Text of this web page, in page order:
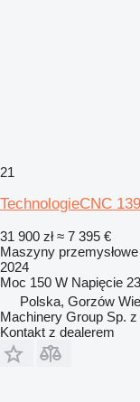
21
TechnologieCNC
31 900 zł ≈ 7 395 €
Maszyny
2024
Moc 150 W Napięcie
Polska, Gorzów
Machinery Group Sp. z
Kontakt z dealerem